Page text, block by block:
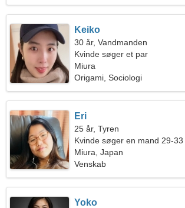
Keiko
30 år, Vandmanden
Kvinde søger et par
Miura
Origami, Sociologi
Eri
25 år, Tyren
Kvinde søger en mand 29-33
Miura, Japan
Venskab
Yoko